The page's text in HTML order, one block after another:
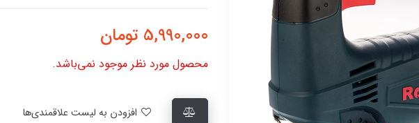
5,990,000 تومان
محصول مورد نظر موجود نمی‌باشد.